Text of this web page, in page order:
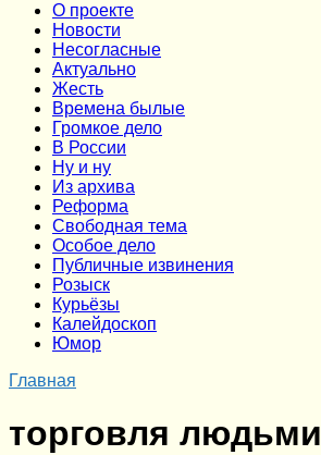
О проекте
Новости
Несогласные
Актуально
Жесть
Времена былые
Громкое дело
В России
Ну и ну
Из архива
Реформа
Cвободная тема
Особое дело
Публичные извинения
Розыск
Курьёзы
Калейдоскоп
Юмор
Главная
торговля людьми